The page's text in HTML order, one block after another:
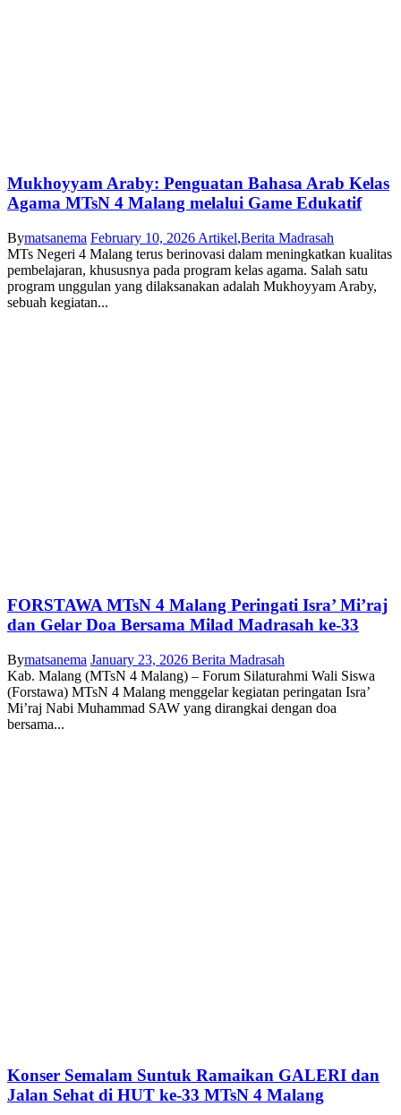
Mukhoyyam Araby: Penguatan Bahasa Arab Kelas
Agama MTsN 4 Malang melalui Game Edukatif
Bymatsanema February 10, 2026 Artikel,Berita Madrasah
MTs Negeri 4 Malang terus berinovasi dalam meningkatkan kualitas
pembelajaran, khususnya pada program kelas agama. Salah satu
program unggulan yang dilaksanakan adalah Mukhoyyam Araby,
sebuah kegiatan...
FORSTAWA MTsN 4 Malang Peringati Isra’ Mi’raj
dan Gelar Doa Bersama Milad Madrasah ke-33
Bymatsanema January 23, 2026 Berita Madrasah
Kab. Malang (MTsN 4 Malang) – Forum Silaturahmi Wali Siswa
(Forstawa) MTsN 4 Malang menggelar kegiatan peringatan Isra’
Mi’raj Nabi Muhammad SAW yang dirangkai dengan doa
bersama...
Konser Semalam Suntuk Ramaikan GALERI dan
Jalan Sehat di HUT ke-33 MTsN 4 Malang